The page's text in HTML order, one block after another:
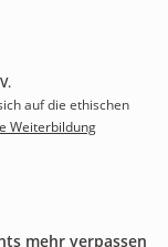
auf die ethischen
Weiterbildung
mehr verpassen